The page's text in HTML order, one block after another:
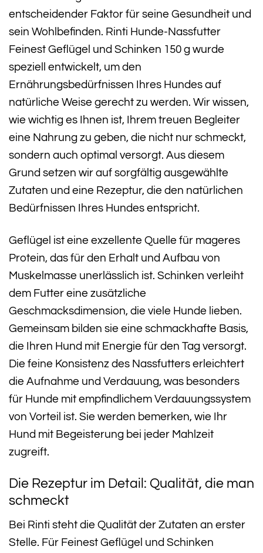
entscheidender Faktor für seine Gesundheit und
sein Wohlbefinden. Rinti Hunde-Nassfutter
Feinest Geflügel und Schinken 150 g wurde
speziell entwickelt, um den
Ernährungsbedürfnissen Ihres Hundes auf
natürliche Weise gerecht zu werden. Wir wissen,
wie wichtig es Ihnen ist, Ihrem treuen Begleiter
eine Nahrung zu geben, die nicht nur schmeckt,
sondern auch optimal versorgt. Aus diesem
Grund setzen wir auf sorgfältig ausgewählte
Zutaten und eine Rezeptur, die den natürlichen
Bedürfnissen Ihres Hundes entspricht.
Geflügel ist eine exzellente Quelle für mageres
Protein, das für den Erhalt und Aufbau von
Muskelmasse unerlässlich ist. Schinken verleiht
dem Futter eine zusätzliche
Geschmacksdimension, die viele Hunde lieben.
Gemeinsam bilden sie eine schmackhafte Basis,
die Ihren Hund mit Energie für den Tag versorgt.
Die feine Konsistenz des Nassfutters erleichtert
die Aufnahme und Verdauung, was besonders
für Hunde mit empfindlichem Verdauungssystem
von Vorteil ist. Sie werden bemerken, wie Ihr
Hund mit Begeisterung bei jeder Mahlzeit
zugreift.
Die Rezeptur im Detail: Qualität, die man
schmeckt
Bei Rinti steht die Qualität der Zutaten an erster
Stelle. Für Feinest Geflügel und Schinken